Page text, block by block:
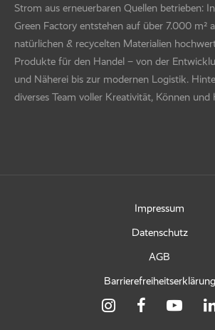
Strom aus erneuerbaren Quellen betrieben:
Green Factory entstehen auf über 7.000 m²
natürlichen & recycelten Materialien
Produkte für den Handel – von der
und Näherei bis zur modernen Logistik.
diverses Team voller Kreativität, Können und
Impressum
Datenschutz
AGB
Barrierefreiheitserklärung